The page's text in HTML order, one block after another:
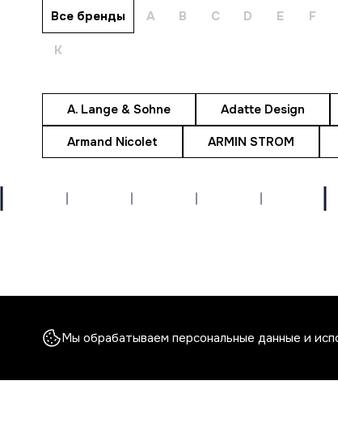
Все бренды A B C D E F
К
A. Lange & Sohne Adatte Design
Armand Nicolet
ARMIN STROM
УКРАШЕНИЯ
НАСТОЛЬНЫЕ
ЧАСЫ
РЕМЕШКИ
ЖЕНСКИЕ
ПРОДАННЫЕ
МОСКВА, 119048, УЛ. ХАМОВНИЧЕСКИЙ ВАЛ, Д.
Мы обрабатываем персональные данные и